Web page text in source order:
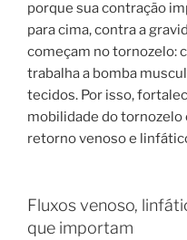
porque sua contração
para cima, contra a
começam no tornozelo:
trabalha a bomba
tecidos. Por isso,
mobilidade do tornozelo
retorno venoso e
Fluxos venoso,
que importam